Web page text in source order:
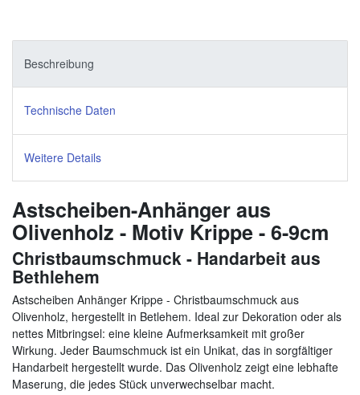
Beschreibung
Technische Daten
Weitere Details
Astscheiben-Anhänger aus
Olivenholz - Motiv Krippe - 6-9cm
Christbaumschmuck - Handarbeit aus
Bethlehem
Astscheiben Anhänger Krippe - Christbaumschmuck aus
Olivenholz, hergestellt in Betlehem. Ideal zur Dekoration oder als
nettes Mitbringsel: eine kleine Aufmerksamkeit mit großer
Wirkung. Jeder Baumschmuck ist ein Unikat, das in sorgfältiger
Handarbeit hergestellt wurde. Das Olivenholz zeigt eine lebhafte
Maserung, die jedes Stück unverwechselbar macht.